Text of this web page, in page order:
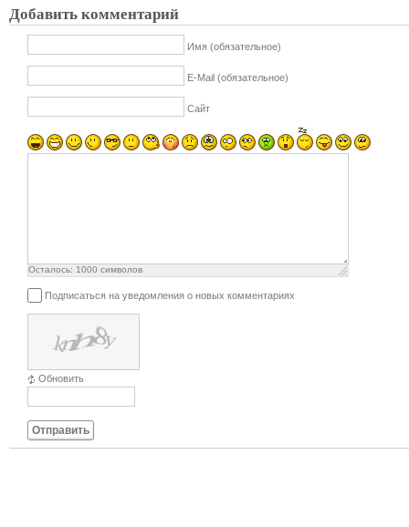
Добавить комментарий
Имя (обязательное)
E-Mail (обязательное)
Сайт
Осталось: 1000 символов
Подписаться на уведомления о новых комментариях
Обновить
Отправить